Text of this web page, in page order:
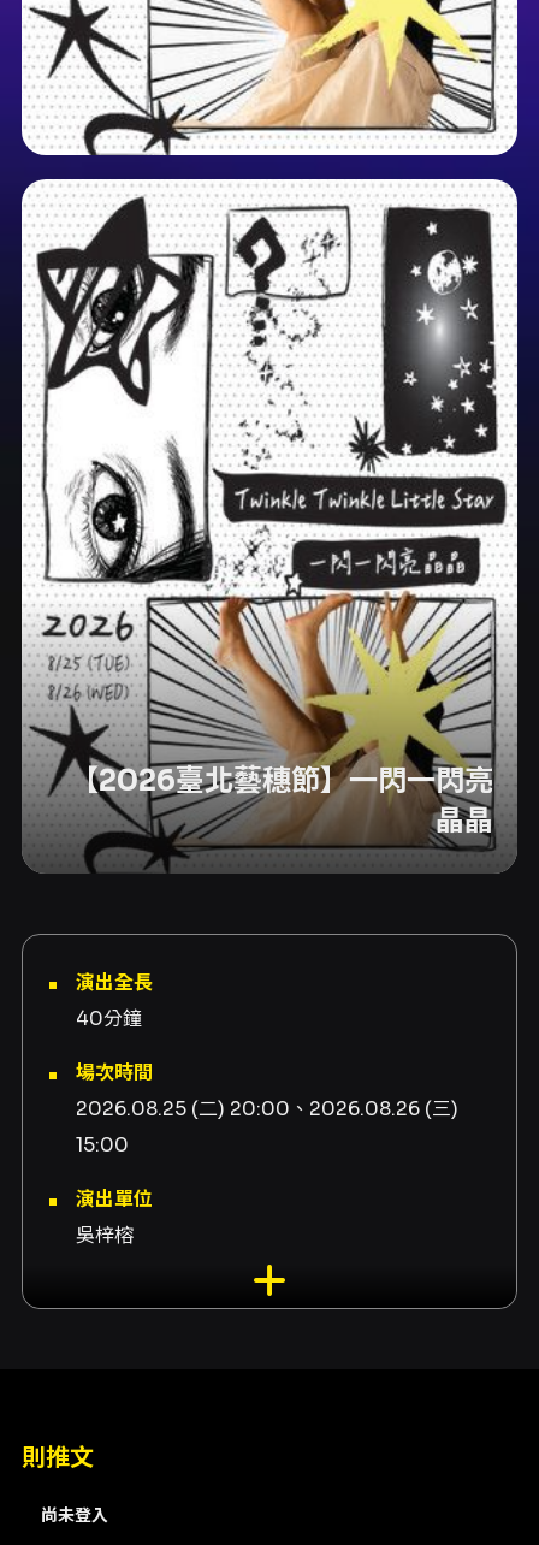
【2026臺北藝穗節】一閃一閃亮
晶晶
演出全長
40分鐘
場次時間
2026.08.25 (二) 20:00、2026.08.26 (三)
15:00
演出單位
吳梓榕
星星像許多小眼睛，觀察、照亮、亦被凝視；
是繞著什麼在轉動?」這類陳述帶出作品對於存在
則推文
尚未登入